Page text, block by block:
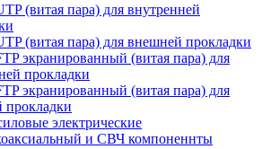
(витая пара) для внутренней
(витая пара) для внешней прокладки
экранированный (витая пара) для
прокладки
экранированный (витая пара) для
прокладки
электрические
и СВЧ компоненнты